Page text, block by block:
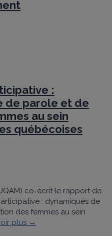
:
de parole et de
au sein
québécoises
co-écrit le rapport de
: dynamiques de
des femmes au sein
plus →